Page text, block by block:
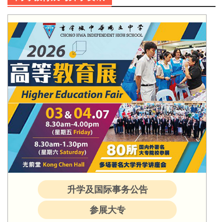
升学及国际事务公告
参展大专